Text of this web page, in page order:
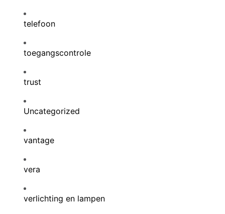
telefoon
toegangscontrole
trust
Uncategorized
vantage
vera
verlichting en lampen